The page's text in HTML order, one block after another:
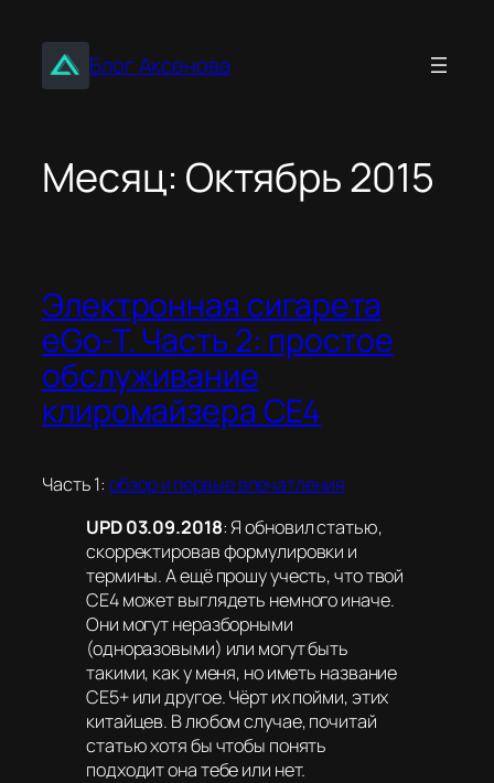
содержимомуБлог Аксенова
Месяц: Октябрь 2015
Электронная сигарета
eGo-T. Часть 2: простое
обслуживание
клиромайзера CE4
Часть 1:обзор и первые впечатления
UPD 03.09.2018: Я обновил статью,
скорректировав формулировки и
термины. А ещё прошу учесть, что твой
CE4 может выглядеть немного иначе.
Они могут неразборными
(одноразовыми) или могут быть
такими, как у меня, но иметь название
CE5+ или другое. Чёрт их пойми, этих
китайцев. В любом случае, почитай
статью хотя бы чтобы понять
подходит она тебе или нет.